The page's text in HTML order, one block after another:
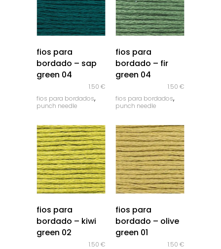
fios para
bordado – sap
green 04
1.50 €
fios para bordados,
punch needle
fios para
bordado – fir
green 04
1.50 €
fios para bordados,
punch needle
fios para
bordado – kiwi
green 02
1.50 €
fios para
bordado – olive
green 01
1.50 €